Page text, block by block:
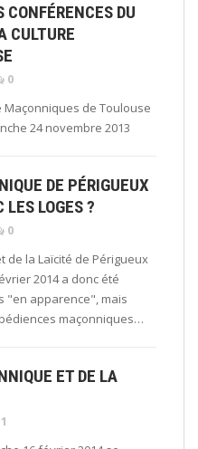
DU
CULTURE
0
Maçonniques de Toulouse
24 novembre 2013
DE PÉRIGUEUX
LOGES ?
0
de la Laïcité de Périgueux
2014 a donc été
"en apparence", mais
maçonniques…
ET DE LA
1